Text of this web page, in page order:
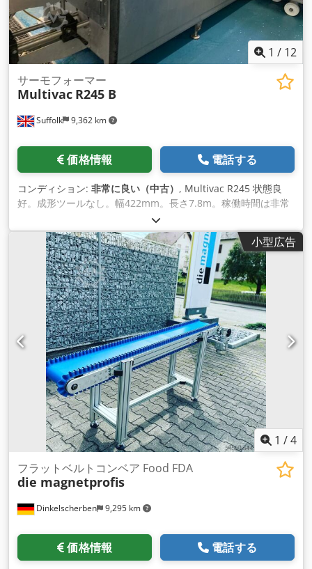
1 / 12
Suffolk 9,362 km
サーモフォーマー
Multivac R245 B
価格情報 電話する
コンディション: 非常に良い（中古） , Multivac R245 状態良
好。成形ツールなし。幅422mm。長さ7.8m。稼働時間は非常
に短い。 Cederp Dygopfx An Ejha
小型広告
1 /4
Dinkelscherben 9,295 km
フラットベルトコンベア Food FDA
die magnetprofis
価格情報 電話する